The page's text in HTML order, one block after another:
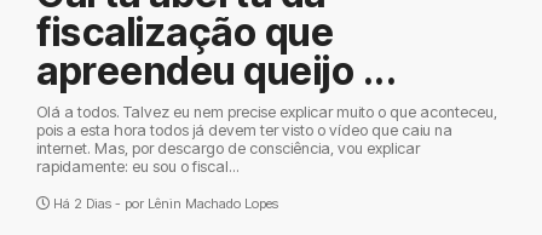
fiscalização que
apreendeu queijo ...
Olá a todos. Talvez eu nem precise explicar muito o que aconteceu,
pois a esta hora todos já devem ter visto o vídeo que caiu na
internet. Mas, por descargo de consciência, vou explicar
rapidamente: eu sou o fiscal...
Há 2 Dias - por Lênin Machado Lopes